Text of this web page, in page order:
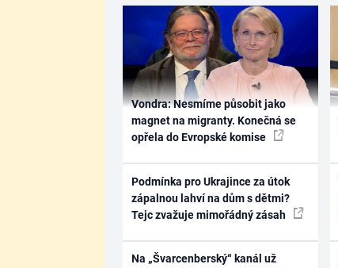
Vondra: Nesmíme působit jako
magnet na migranty. Konečná se
opřela do Evropské komise
Podmínka pro Ukrajince za útok
zápalnou lahví na dům s dětmi?
Tejc zvažuje mimořádný zásah
Na „Švarcenberský“ kanál už